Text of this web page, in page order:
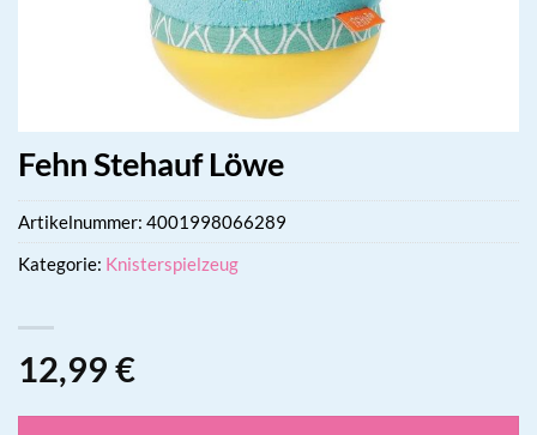
Fehn Stehauf Löwe
12,99 €
Artikelnummer: 4001998066289
Kategorie: Knisterspielzeug